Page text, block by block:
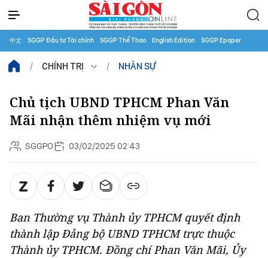
中文 SGGP Đầu tư Tài chính SGGP Thể Thao English Edition SGGP Epaper
CHÍNH TRỊ NHÂN SỰ
Chủ tịch UBND TPHCM Phan Văn
Mãi nhận thêm nhiệm vụ mới
SGGPO 03/02/2025 02:43
Ban Thường vụ Thành ủy TPHCM quyết định
thành lập Đảng bộ UBND TPHCM trực thuộc
Thành ủy TPHCM. Đồng chí Phan Văn Mãi, Ủy